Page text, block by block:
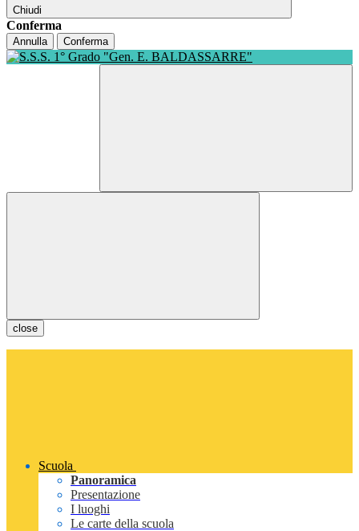
Chiudi
Conferma
Annulla Conferma
close
Scuola
Panoramica
Presentazione
I luoghi
Le carte della scuola